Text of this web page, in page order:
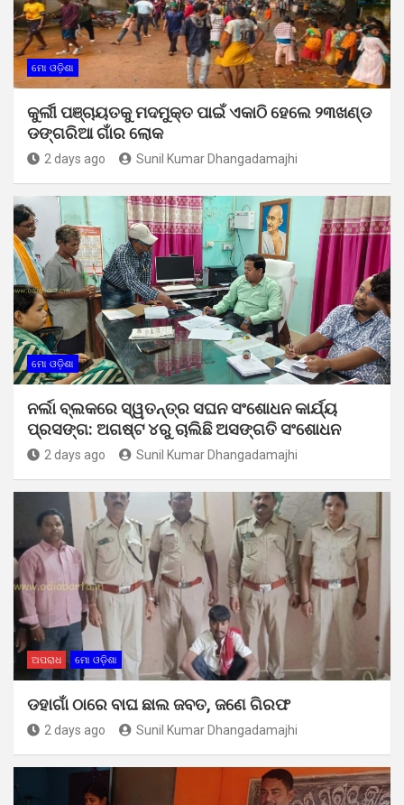
ମୋ ଓଡ଼ିଶା
କୁର୍ଲୀ ପଞ୍ଚାୟତକୁ ମଦମୁକ୍ତ ପାଇଁ ଏକାଠି ହେଲେ ୨୩ଖଣ୍ଡ
ଡଙ୍ଗରିଆ ଗାଁର ଲୋକ
2 days ago Sunil Kumar Dhangadamajhi
ମୋ ଓଡ଼ିଶା
ନର୍ଲା ବ୍ଲକରେ ସ୍ୱତନ୍ତ୍ର ସଘନ ସଂଶୋଧନ କାର୍ଯ୍ୟ
ପ୍ରସଙ୍ଗ: ଅଗଷ୍ଟ ୪ରୁ ଚାଲିଛି ଅସଙ୍ଗତି ସଂଶୋଧନ
2 days ago Sunil Kumar Dhangadamajhi
ଅପରାଧ ମୋ ଓଡ଼ିଶା
ଡହାଗାଁ ଠାରେ ବାଘ ଛାଲ ଜବତ, ଜଣେ ଗିରଫ
2 days ago Sunil Kumar Dhangadamajhi